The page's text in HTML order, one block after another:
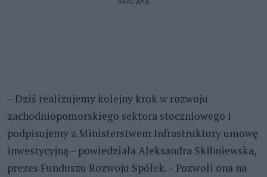
– Dziś realizujemy kolejny krok w rozwoju
zachodniopomorskiego sektora stoczniowego i
podpisujemy z Ministerstwem Infrastruktury umowę
inwestycyjną – powiedziała Aleksandra Skibniewska,
prezes Funduszu Rozwoju Spółek. – Pozwoli ona na